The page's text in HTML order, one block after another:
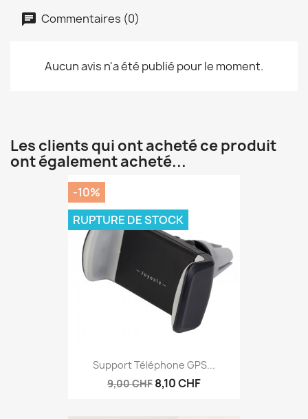
Commentaires (0)
Aucun avis n'a été publié pour le moment.
Les clients qui ont acheté ce produit
ont également acheté...
Support Téléphone GPS...
9,00 CHF 8,10 CHF
-10%
RUPTURE DE STOCK